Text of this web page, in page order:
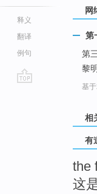
释义
翻译
例句
网
第
第
黎
基
相
有
the
这